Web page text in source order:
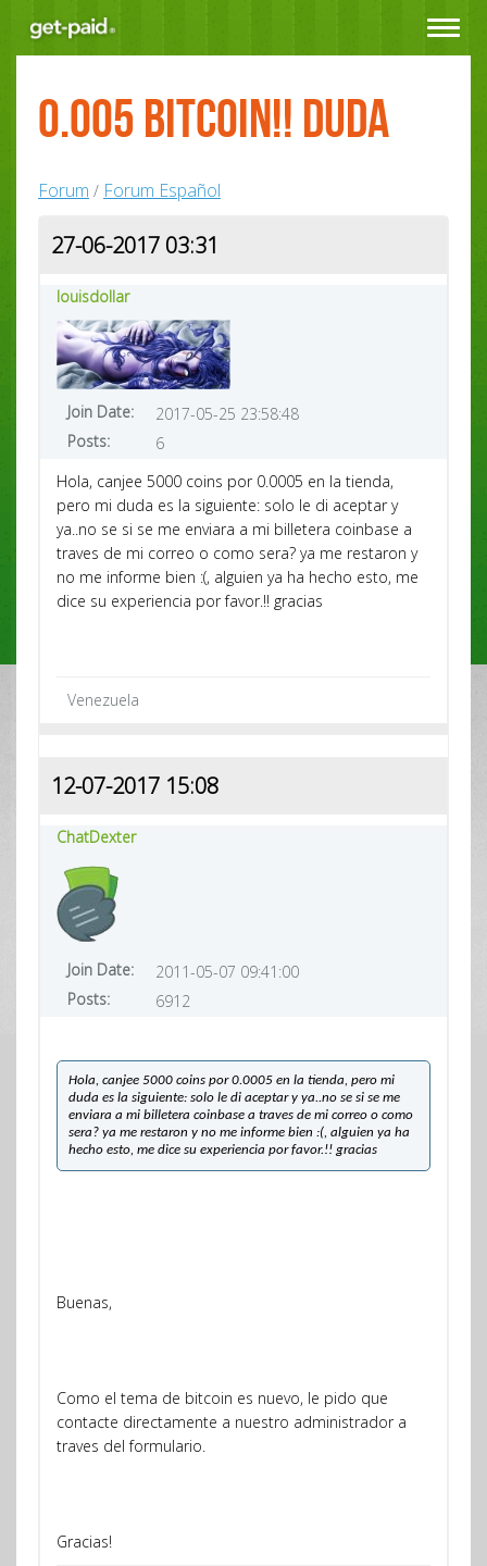
Toggle
0.005 Bitcoin!! duda
Forum / Forum Español
27-06-2017 03:31
louisdollar
Join Date:
2017-05-25 23:58:48
Posts:
6
Hola, canjee 5000 coins por 0.0005 en la tienda,
pero mi duda es la siguiente: solo le di aceptar y
ya..no se si se me enviara a mi billetera coinbase a
traves de mi correo o como sera? ya me restaron y
no me informe bien :(, alguien ya ha hecho esto, me
dice su experiencia por favor.!! gracias
Venezuela
12-07-2017 15:08
ChatDexter
Join Date:
2011-05-07 09:41:00
Posts:
6912
Hola, canjee 5000 coins por 0.0005 en la tienda, pero mi
duda es la siguiente: solo le di aceptar y ya..no se si se me
enviara a mi billetera coinbase a traves de mi correo o como
sera? ya me restaron y no me informe bien :(, alguien ya ha
hecho esto, me dice su experiencia por favor.!! gracias
Buenas,
Como el tema de bitcoin es nuevo, le pido que
contacte directamente a nuestro administrador a
traves del formulario.
Gracias!